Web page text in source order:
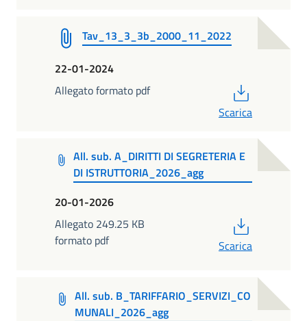
Tav_13_3_3b_2000_11_2022
22-01-2024
Allegato formato pdf
Scarica
All. sub. A_DIRITTI DI SEGRETERIA E
DI ISTRUTTORIA_2026_agg
20-01-2026
Allegato 249.25 KB
formato pdf
Scarica
All. sub. B_TARIFFARIO_SERVIZI_CO
MUNALI_2026_agg